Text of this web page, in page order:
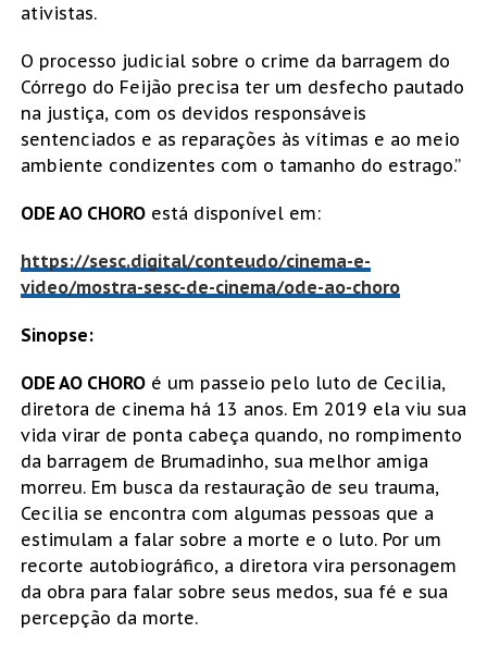
ativistas.
O processo judicial sobre o crime da barragem do
Córrego do Feijão precisa ter um desfecho pautado
na justiça, com os devidos responsáveis
sentenciados e as reparações às vítimas e ao meio
ambiente condizentes com o tamanho do estrago.”
ODE AO CHOROestá disponível em:
https://sesc.digital/conteudo/cinema-e-
video/mostra-sesc-de-cinema/ode-ao-choro
Sinopse:
ODE AO CHOROé um passeio pelo luto de Cecilia,
diretora de cinema há 13 anos. Em 2019 ela viu sua
vida virar de ponta cabeça quando, no rompimento
da barragem de Brumadinho, sua melhor amiga
morreu. Em busca da restauração de seu trauma,
Cecilia se encontra com algumas pessoas que a
estimulam a falar sobre a morte e o luto. Por um
recorte autobiográfico, a diretora vira personagem
da obra para falar sobre seus medos, sua fé e sua
percepção da morte.